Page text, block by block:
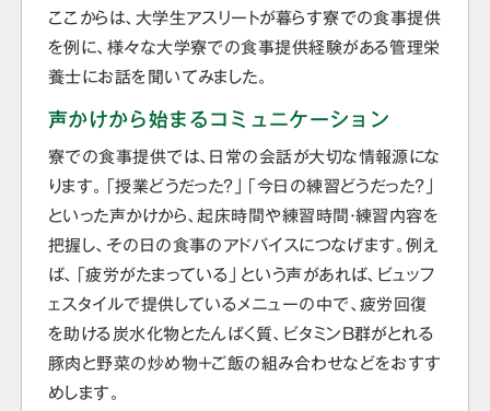
ここからは、大学生アスリートが暮らす寮での食事提供
を例に、様々な大学寮での食事提供経験がある管理栄
養士にお話を聞いてみました。
声かけから始まるコミュニケーション
寮での食事提供では、日常の会話が大切な情報源にな
ります。「授業どうだった？」「今日の練習どうだった？」
といった声かけから、起床時間や練習時間・練習内容を
把握し、その日の食事のアドバイスにつなげます。例え
ば、「疲労がたまっている」という声があれば、ビュッフ
ェスタイルで提供しているメニューの中で、疲労回復
を助ける炭水化物とたんぱく質、ビタミンB群がとれる
豚肉と野菜の炒め物＋ご飯の組み合わせなどをおすす
めします。